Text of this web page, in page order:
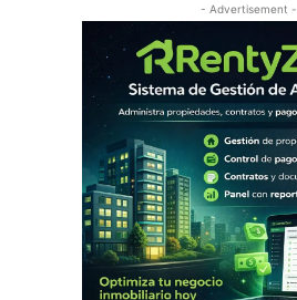
- Advertisement -